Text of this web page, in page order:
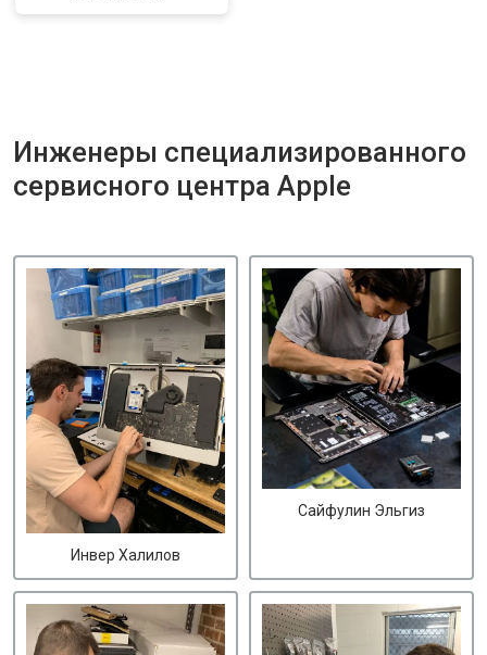
Инженеры специализированного
сервисного центра Apple
Инвер Халилов
Сайфулин Эльгиз